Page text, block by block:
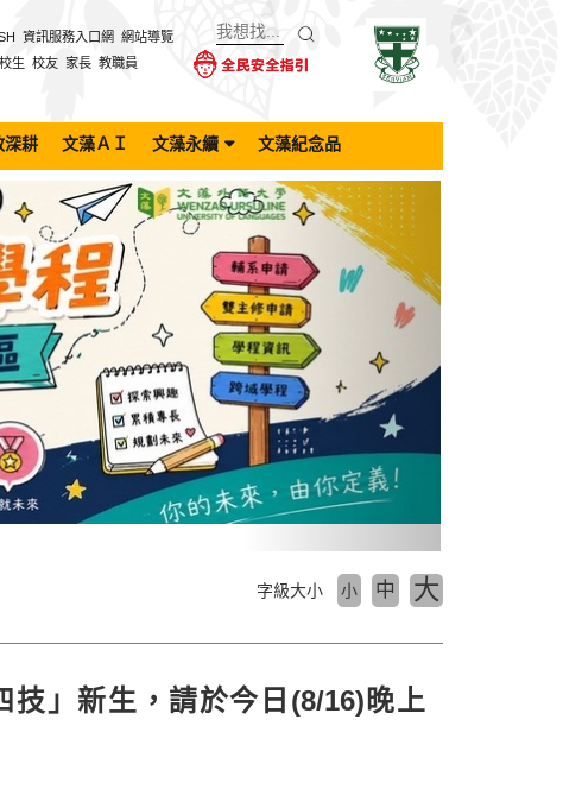
資訊服務入口網 網站導覽
生 校友 家長 教職員
深耕 文藻ＡＩ 文藻永續 文藻紀念品
Next
字級大小 小 中 大
技」新生，請於今日(8/16)晚上